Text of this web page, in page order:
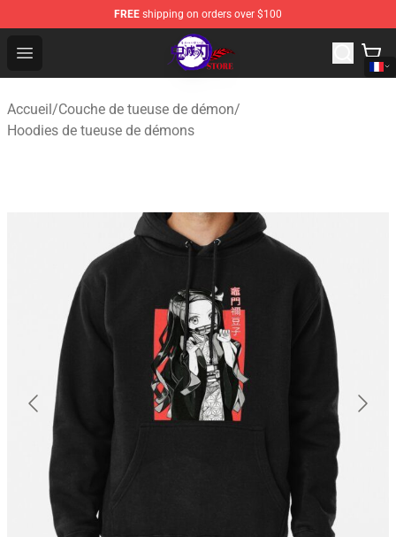
FREE shipping on orders over $100
Open menu
Kimetsu no Yaiba Store - Official Kimetsu no Yaiba
Accueil/Couche de tueuse de démon/
Hoodies de tueuse de démons